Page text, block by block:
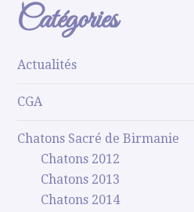
Catégories
Actualités
CGA
Chatons Sacré de Birmanie
Chatons 2012
Chatons 2013
Chatons 2014